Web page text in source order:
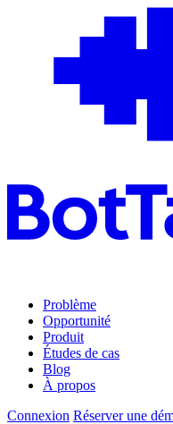
Problème
Opportunité
Produit
Études de cas
Blog
À propos
Connexion Réserver une